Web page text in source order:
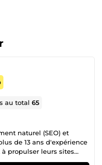
au total65
naturel (SEO) et
de 13 ans d'expérience
propulser leurs sites
mon expertise au